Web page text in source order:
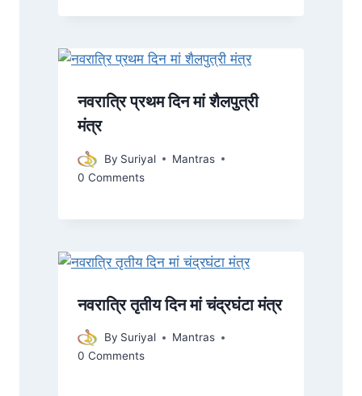
नवरात्रि प्रथम दिन मां शैलपुत्री
मंत्र
By Suriyal
Mantras
0 Comments
नवरात्रि तृतीय दिन मां चंद्रघंटा मंत्र
By Suriyal
Mantras
0 Comments